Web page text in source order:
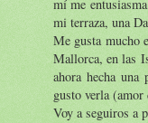
mí me
mi terraza, una
Me gusta mucho
Mallorca, en las
ahora hecha una
gusto verla (amor
Voy a seguiros a